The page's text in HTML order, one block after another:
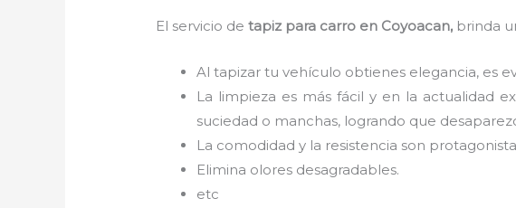
El servicio detapiz para carro en Coyoacan, brinda
Al tapizar tu vehículo obtienes elegancia, es
La limpieza es más fácil y en la actualidad
suciedad o manchas, logrando que
La comodidad y la resistencia son
Elimina olores desagradables.
etc